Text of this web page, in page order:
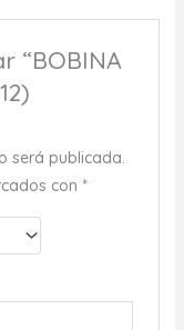
“BOBINA
será publicada.
con *